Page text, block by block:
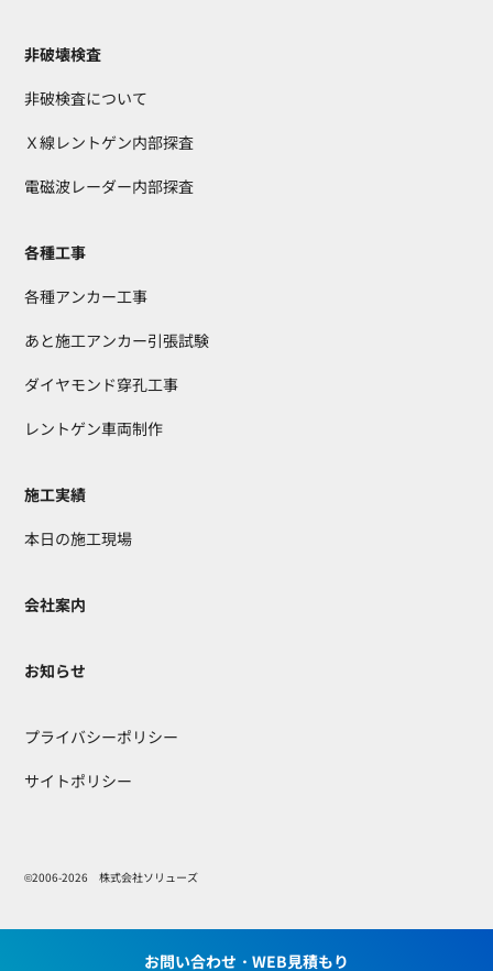
お問い合わせ・WEB見積もり
非破壊検査
非破検査について
Ｘ線レントゲン内部探査
電磁波レーダー内部探査
各種工事
各種アンカー工事
あと施工アンカー引張試験
ダイヤモンド穿孔工事
レントゲン車両制作
施工実績
本日の施工現場
会社案内
お知らせ
プライバシーポリシー
サイトポリシー
©2006-2026 株式会社ソリューズ